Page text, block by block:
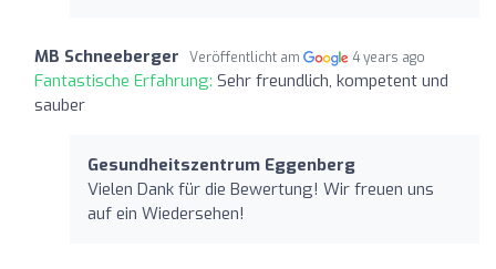
MB Schneeberger Veröffentlicht am 4 years ago
Fantastische Erfahrung: Sehr freundlich, kompetent und
sauber
Gesundheitszentrum Eggenberg
Vielen Dank für die Bewertung! Wir freuen uns
auf ein Wiedersehen!